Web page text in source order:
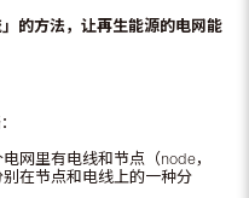
的方法，让再生能源的电网能
网里有电线和节点（node，
在节点和电线上的一种分